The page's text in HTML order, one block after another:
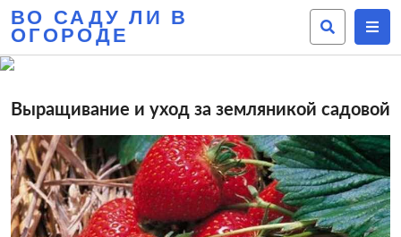
ВО САДУ ЛИ В
ОГОРОДЕ
Выращивание и уход за земляникой садовой